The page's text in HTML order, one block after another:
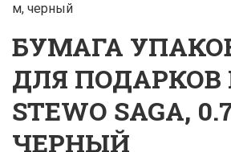
м, черный
БУМАГА
ДЛЯ ПОДАРКОВ
STEWO SAGA,
ЧЕРНЫЙ